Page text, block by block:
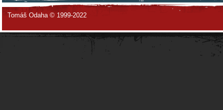
Tomáš Odaha © 1999-2022